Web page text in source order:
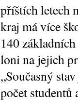
příštích letech
kraj má více
140
loni na jejich
„Současný
počet studentů